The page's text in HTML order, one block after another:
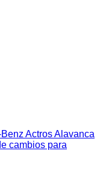
Actros Alavanca
cambios para